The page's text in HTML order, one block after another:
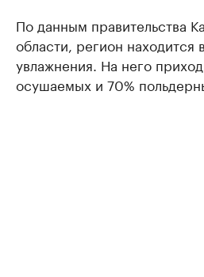
По данным правительства
области, регион находится
увлажнения. На него
осушаемых и 70%